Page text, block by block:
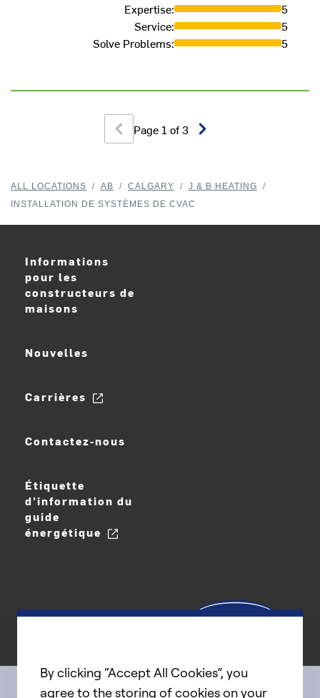
Expertise:
5
Service:
5
Solve Problems: 5
Page 1 of 3
ALL LOCATIONS / AB / CALGARY / J & B HEATING
/
INSTALLATION DE SYSTÈMES DE CVAC
Informations
pour les
constructeurs de
maisons
Nouvelles
Carrières
Contactez-nous
Étiquette
d'information du
guide
énergétique
By clicking “Accept All Cookies”, you
agree to the storing of cookies on your